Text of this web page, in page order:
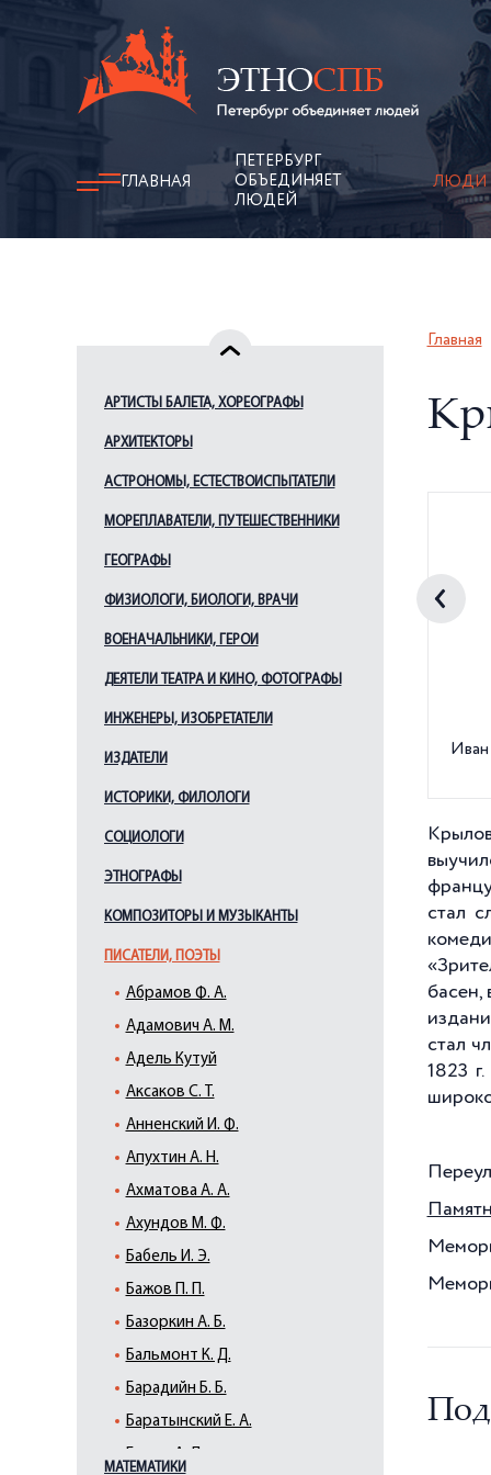
ГЛАВНАЯ
ПЕТЕРБУРГ
ОБЪЕДИНЯЕТ
ЛЮДЕЙ
ЛЮДИ
АРТИСТЫ БАЛЕТА, ХОРЕОГРАФЫ
АРХИТЕКТОРЫ
АСТРОНОМЫ, ЕСТЕСТВОИСПЫТАТЕЛИ
МОРЕПЛАВАТЕЛИ, ПУТЕШЕСТВЕННИКИ
ГЕОГРАФЫ
ФИЗИОЛОГИ, БИОЛОГИ, ВРАЧИ
ВОЕНАЧАЛЬНИКИ, ГЕРОИ
ДЕЯТЕЛИ ТЕАТРА И КИНО, ФОТОГРАФЫ
ИНЖЕНЕРЫ, ИЗОБРЕТАТЕЛИ
ИЗДАТЕЛИ
ИСТОРИКИ, ФИЛОЛОГИ
СОЦИОЛОГИ
ЭТНОГРАФЫ
КОМПОЗИТОРЫ И МУЗЫКАНТЫ
ПИСАТЕЛИ, ПОЭТЫ
Абрамов Ф. А.
Адамович А. М.
Адель Кутуй
Аксаков С. Т.
Анненский И. Ф.
Апухтин А. Н.
Ахматова А. А.
Ахундов М. Ф.
Бабель И. Э.
Бажов П. П.
Базоркин А. Б.
Бальмонт К. Д.
Барадийн Б. Б.
Баратынский Е. А.
МАТЕМАТИКИ
Главная
стал
басен,
стал
1823 г.